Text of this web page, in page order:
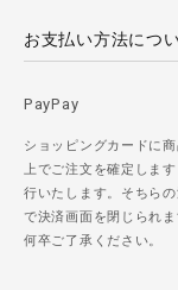
お支払い方法につ
PayPay
ショッピングカードに
上でご注文を確定しま
行いたします。そちら
で決済画面を閉じられ
何卒ご了承ください。